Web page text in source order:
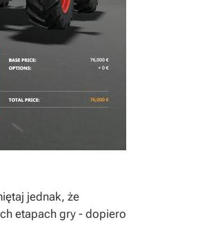
jednak, że
etapach gry - dopiero